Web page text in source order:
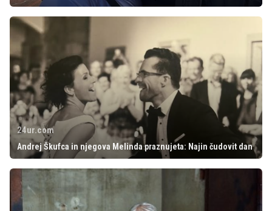
24ur.com
Andrej Škufca in njegova Melinda praznujeta: Najin čudovit dan